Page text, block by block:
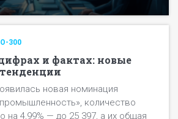
300
и фактах: новые
новая номинация
количество
на 4,99% — до 25 397, а их общая